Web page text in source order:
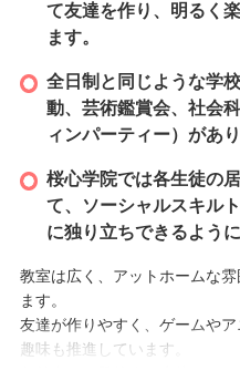
鹿児島県鹿児島市西千石町3-21
099-813-7515
アクセス
・鹿児島本線 鹿児島中央駅
・2番線 加治屋町電停 400m
・鹿児島交通 千石馬場バス停
て友達を作り、明るく
ます。
全日制と同じような学
動、芸術鑑賞会、社会
ィンパーティー）があ
桜心学院では各生徒の
て、ソーシャルスキル
に独り立ちできるよう
教室は広く、アットホームな
ます。
友達が作りやすく、ゲームや
趣味も推進しています。